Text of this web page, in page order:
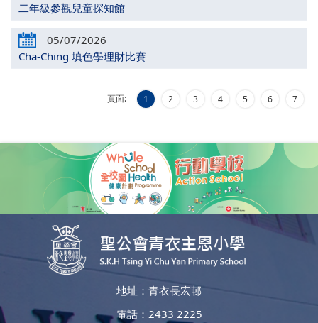
二年級參觀兒童探知館
05/07/2026
Cha-Ching 填色學理財比賽
頁面: 1 2 3 4 5 6 7
地址：青衣長宏邨
電話：2433 2225